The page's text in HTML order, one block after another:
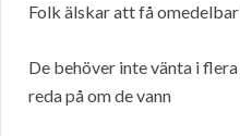
Folk älskar att få
De behöver inte vänta i
reda på om de vann